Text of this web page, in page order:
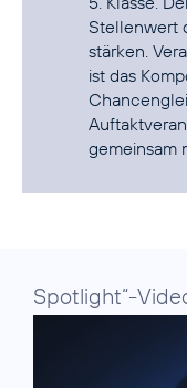
Stellenwert
stärken.
ist das
gemeinsam
Spotlight“-